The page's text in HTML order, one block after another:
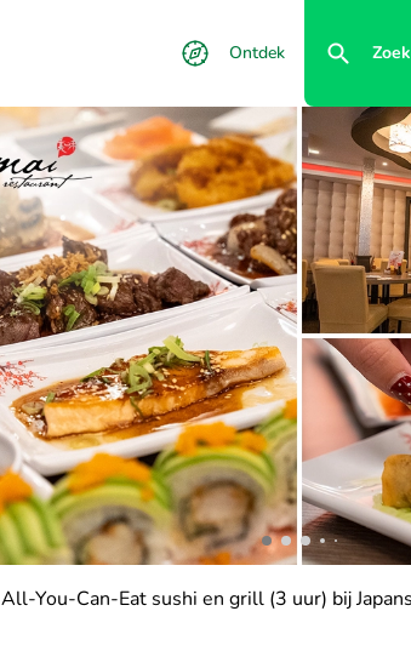
Ontdek
All-You-Can-Eat sushi en grill (3 uur) bij